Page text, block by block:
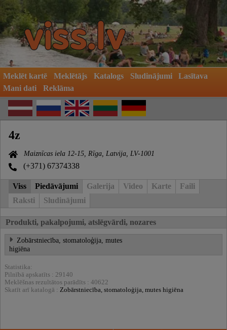
Meklēt kartē Meklētājs Katalogs Sludinājumi
Lasītava
Mani dati
Reklāma
4z
Maiznīcas iela 12-15, Rīga, Latvija, LV-1001
(+371) 67374338
Viss Piedāvājumi Galerija Video Karte
Faili
Raksti
Sludinājumi
Produkti, pakalpojumi, atslēgvārdi, nozares
Zobārstniecība, stomatoloģija, mutes
higiēna
Statistika:
Pilnībā apskatīts : 29140
Meklēšnas rezultātos parādīts : 40622
Skatīt arī katalogā : Zobārstniecība, stomatoloģija, mutes higiēna